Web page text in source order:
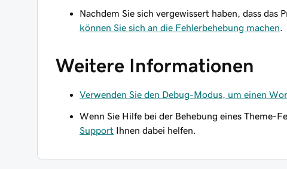
Nachdem Sie sich vergewissert haben, dass das
können Sie sich an die Fehlerbehebung machen
Weitere Informationen
Verwenden Sie den Debug-Modus, um einen
Wenn Sie Hilfe bei der Behebung eines Theme-
Support Ihnen dabei helfen.